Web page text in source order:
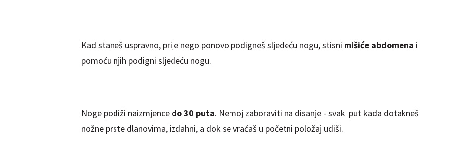
Kad staneš uspravno, prije nego ponovo podigneš sljedeću nogu, stisni mišiće abdomena i
pomoću njih podigni sljedeću nogu.
Noge podiži naizmjence do 30 puta. Nemoj zaboraviti na disanje - svaki put kada dotakneš
nožne prste dlanovima, izdahni, a dok se vraćaš u početni položaj udiši.